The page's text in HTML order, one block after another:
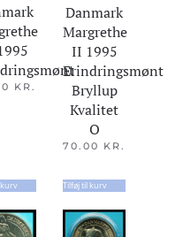
KR.
kurv
Danmark
Margrethe
II 1995
Erindringsmønt
Bryllup
Kvalitet
O
70.00 KR.
Tilføj til kurv